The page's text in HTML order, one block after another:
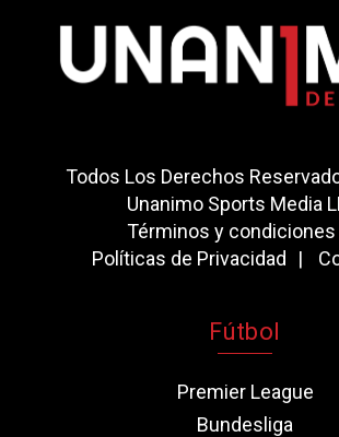
Todos Los Derechos
Unanimo Sports Media
Términos y condiciones
Políticas de Privacidad
Fútbol
Premier League
Bundesliga